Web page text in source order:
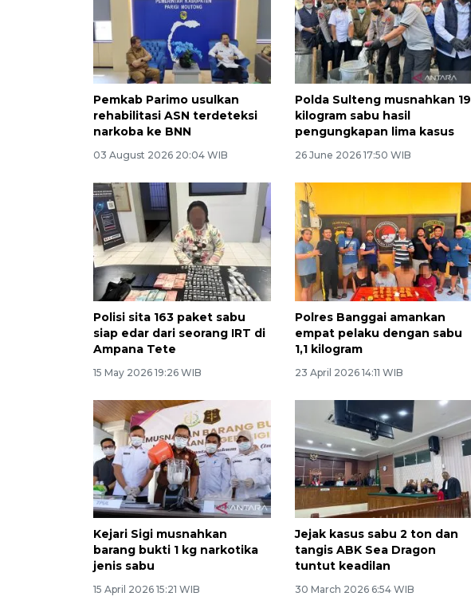
Pemkab Parimo usulkan
rehabilitasi ASN terdeteksi
narkoba ke BNN
03 August 2026 20:04 WIB
Polda Sulteng musnahkan 19
kilogram sabu hasil
pengungkapan lima kasus
26 June 2026 17:50 WIB
Polisi sita 163 paket sabu
siap edar dari seorang IRT di
Ampana Tete
15 May 2026 19:26 WIB
Polres Banggai amankan
empat pelaku dengan sabu
1,1 kilogram
23 April 2026 14:11 WIB
Kejari Sigi musnahkan
barang bukti 1 kg narkotika
jenis sabu
15 April 2026 15:21 WIB
Jejak kasus sabu 2 ton dan
tangis ABK Sea Dragon
tuntut keadilan
30 March 2026 6:54 WIB